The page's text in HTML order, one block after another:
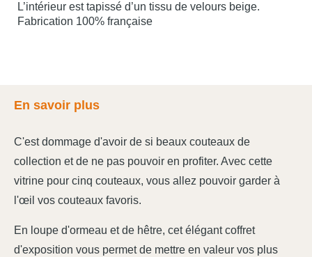
L’intérieur est tapissé d’un tissu de velours beige.
Fabrication 100% française
En savoir plus
C'est dommage d'avoir de si beaux couteaux de
collection et de ne pas pouvoir en profiter. Avec cette
vitrine pour cinq couteaux, vous allez pouvoir garder à
l'œil vos couteaux favoris.
En loupe d'ormeau et de hêtre, cet élégant coffret
d'exposition vous permet de mettre en valeur vos plus